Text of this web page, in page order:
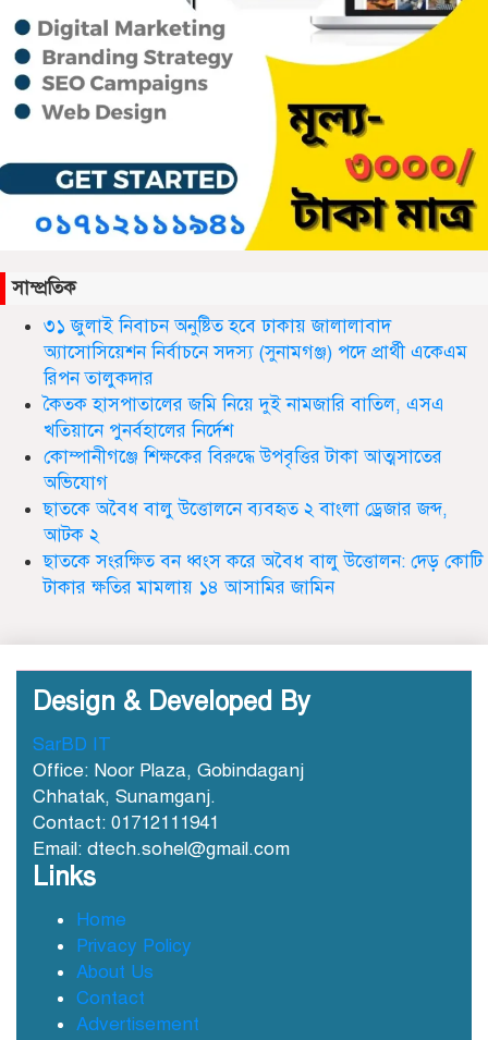
কথাসাহিত্যিক রাবেয়া খাতুন আর নেই
সিলেট ওসমানী আন্তর্জাতিক বিমানবন্দরে
সংবর্ধিত হলেন আওলাদ আলী রেজা
নতুন জেলা প্রশাসকের যোগদান, বিদায়
নিলেন আব্দুল আহাদ
ছাতকে এক শিক্ষিকা ভারতে টাটা
হাসপাতালে ভতি
ছাত‌কে দৈনিক সুনামকণ্ঠ’র সপ্তম প্রতিষ্ঠা
বার্ষিকী পালিত
ছাতকে আওয়ামীলীগ নেতা হাসনাত
গ্রেফতার
ছাতক সিমেন্ট কারখানার মাটি কারখানায়
সাম্প্রতিক
৩১ জুলাই নিবাচন অনু‌ষ্টিত হ‌বে ঢাকায় জালালাবাদ
অ্যাসোসিয়েশন নির্বাচনে সদস্য (সুনামগঞ্জ) পদে প্রার্থী একেএম
রিপন তালুকদার
কৈতক হাসপাতালের জমি নিয়ে দুই নামজারি বাতিল, এসএ
খতিয়ানে পুনর্বহালের নির্দেশ
কোম্পানীগঞ্জে শিক্ষকের বিরুদ্ধে উপবৃত্তির টাকা আত্মসাতের
অভিযোগ
ছাতকে অবৈধ বালু উত্তোলনে ব্যবহৃত ২ বাংলা ড্রেজার জব্দ,
আটক ২
ছাতকে সংরক্ষিত বন ধ্বংস করে অবৈধ বালু উত্তোলন: দেড় কোটি
টাকার ক্ষতির মামলায় ১৪ আসামির জামিন
Design & Developed By
SarBD IT
Office: Noor Plaza, Gobindaganj
Chhatak, Sunamganj.
Contact: 01712111941
Email: dtech.sohel@gmail.com
Links
Home
Privacy Policy
About Us
Contact
Advertisement